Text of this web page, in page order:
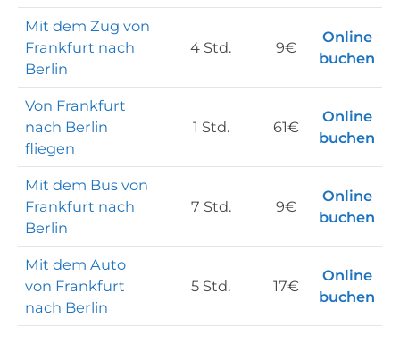
Mit dem Zug von
Frankfurt nach
Berlin
4 Std. 9€
Online
buchen
Von Frankfurt
nach Berlin
fliegen
1 Std. 61€
Online
buchen
Mit dem Bus von
Frankfurt nach
Berlin
7 Std. 9€
Online
buchen
Mit dem Auto
von Frankfurt
nach Berlin
5 Std. 17€
Online
buchen